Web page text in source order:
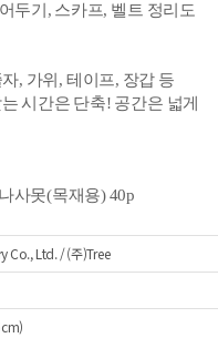
두기, 스카프, 벨트 정리도
, 가위, 테이프, 장갑 등
시간은 단축! 공간은 넓게
나사못(목재용) 40p
Co., Ltd. / (주)Tree